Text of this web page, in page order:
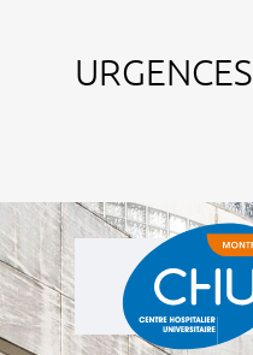
URGENCES